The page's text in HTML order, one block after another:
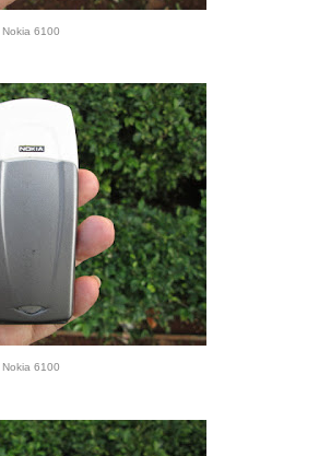
Nokia 6100
Nokia 6100